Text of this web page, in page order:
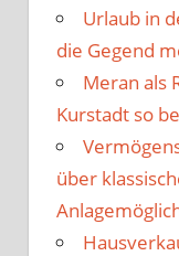
Urlaub in
die Gegend
Meran als
Kurstadt so
über